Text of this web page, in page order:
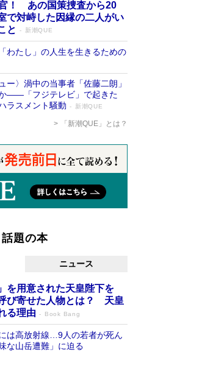
！ あの国策捜査から20
で対峙した因縁の二人がい
と
新潮QUE
わたし」の人生を生きるための
ー〉渦中の当事者「佐藤二朗」
――「フジテレビ」で起きた
ラスメント騒動
新潮QUE
「新潮QUE」とは？
話題の本
ニュース
を用意された天皇陛下を
び寄せた人物とは？ 天皇
る理由
Book Bang
は高放射線…9人の若者が死ん
な山岳遭難」に迫る